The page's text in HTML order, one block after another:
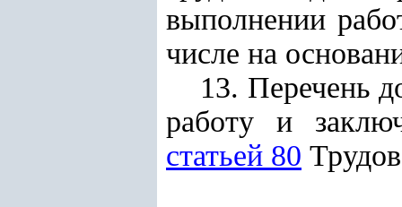
выполнении
числе на
13. Перечень
работу и
статьей 80